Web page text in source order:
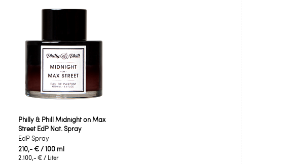
Philly & Phill Midnight on Max
Street EdP Nat. Spray
EdP Spray
210,- €/ 100 ml
2.100,- €/ Liter